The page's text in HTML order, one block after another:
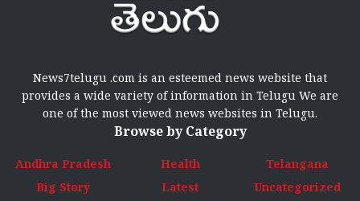
News7telugu .com is an esteemed news website that
provides a wide variety of information in Telugu We are
one of the most viewed news websites in Telugu.
Browse by Category
Andhra Pradesh
Big Story
Health
Latest
Telangana
Uncategorized